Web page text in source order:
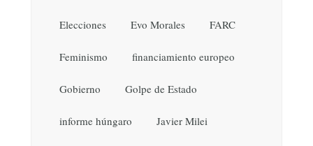
Elecciones Evo Morales FARC
Feminismo financiamiento europeo
Gobierno Golpe de Estado
informe húngaro Javier Milei